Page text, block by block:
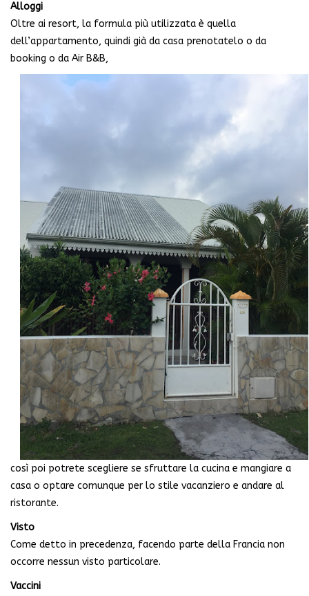
Alloggi
Oltre ai resort, la formula più utilizzata è quella
dell’appartamento, quindi già da casa prenotatelo o da
booking o da Air B&B,
così poi potrete scegliere se sfruttare la cucina e mangiare a
casa o optare comunque per lo stile vacanziero e andare al
ristorante.
Visto
Come detto in precedenza, facendo parte della Francia non
occorre nessun visto particolare.
Vaccini